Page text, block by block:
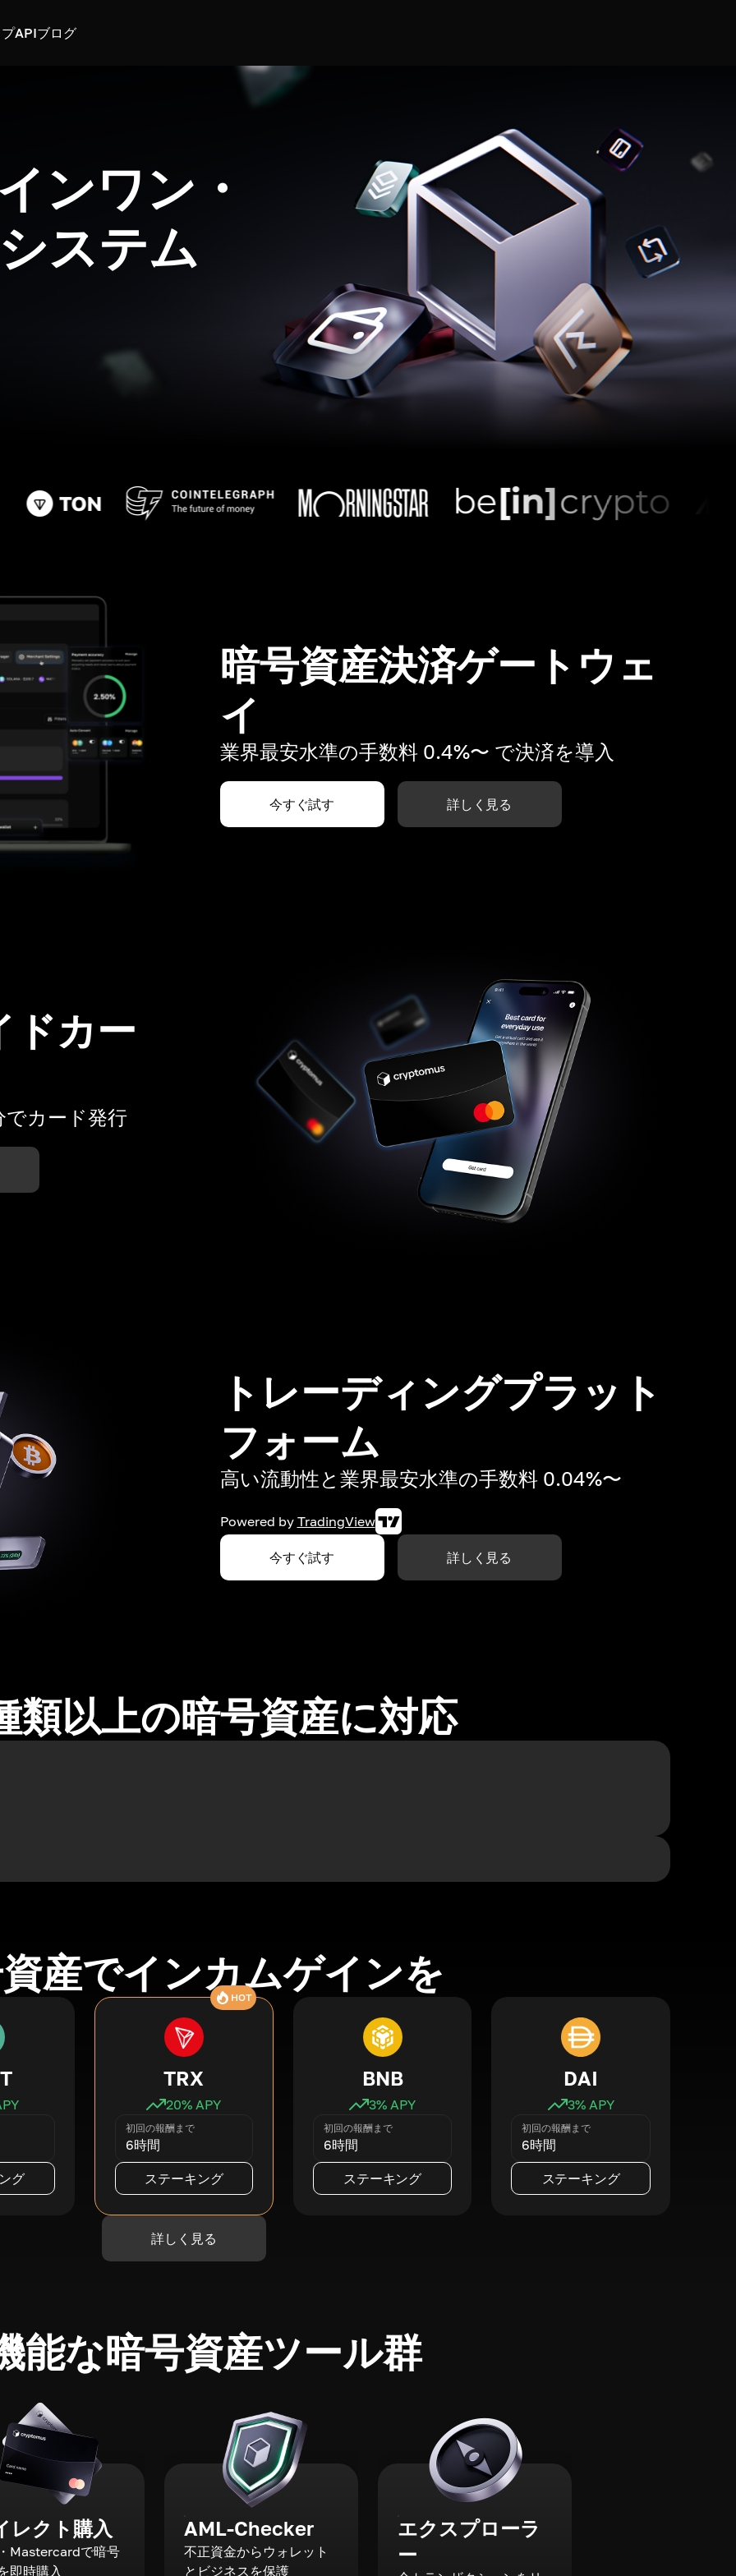
APIブログ
ンワン・
ステム
暗号資産決済ゲートウェ
イ
業界最安水準の手数料 0.4%〜 で決済を導入
今すぐ試す 詳しく見る
ドカー
でカード発行
トレーディングプラット
フォーム
高い流動性と業界最安水準の手数料 0.04%〜
Powered by TradingView
今すぐ試す 詳しく見る
類以上の暗号資産に対応
産でインカムゲインを
グ
HOT
TRX
20% APY
初回の報酬まで
6時間
ステーキング
BNB
3% APY
初回の報酬まで
6時間
ステーキング
DAI
3% APY
初回の報酬まで
6時間
ステーキング
詳しく見る
能な暗号資産ツール群
レクト購入
Mastercardで暗号
即時購入
AML-Checker
不正資金からウォレット
とビジネスを保護
エクスプローラ
ー